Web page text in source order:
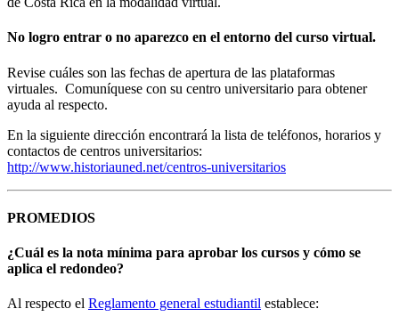
No logro entrar o no aparezco en el entorno del curso virtual.
Revise cuáles son las fechas de apertura de las plataformas
virtuales. Comuníquese con su centro universitario para obtener
ayuda al respecto.
En la siguiente dirección encontrará la lista de teléfonos, horarios y
contactos de centros universitarios:
http://www.historiauned.net/centros-universitarios
PROMEDIOS
¿Cuál es la nota mínima para aprobar los cursos y cómo se
aplica el redondeo?
Al respecto el Reglamento general estudiantil establece: